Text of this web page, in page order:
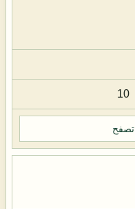
10
تصفح